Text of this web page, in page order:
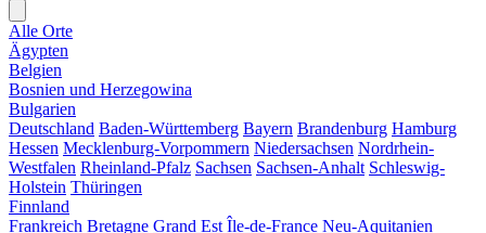
Alle Orte
Ägypten
Belgien
Bosnien und Herzegowina
Bulgarien
Deutschland Baden-Württemberg Bayern Brandenburg Hamburg
Hessen Mecklenburg-Vorpommern Niedersachsen Nordrhein-
Westfalen Rheinland-Pfalz Sachsen Sachsen-Anhalt Schleswig-
Holstein Thüringen
Finnland
Frankreich Bretagne Grand Est Île-de-France Neu-Aquitanien